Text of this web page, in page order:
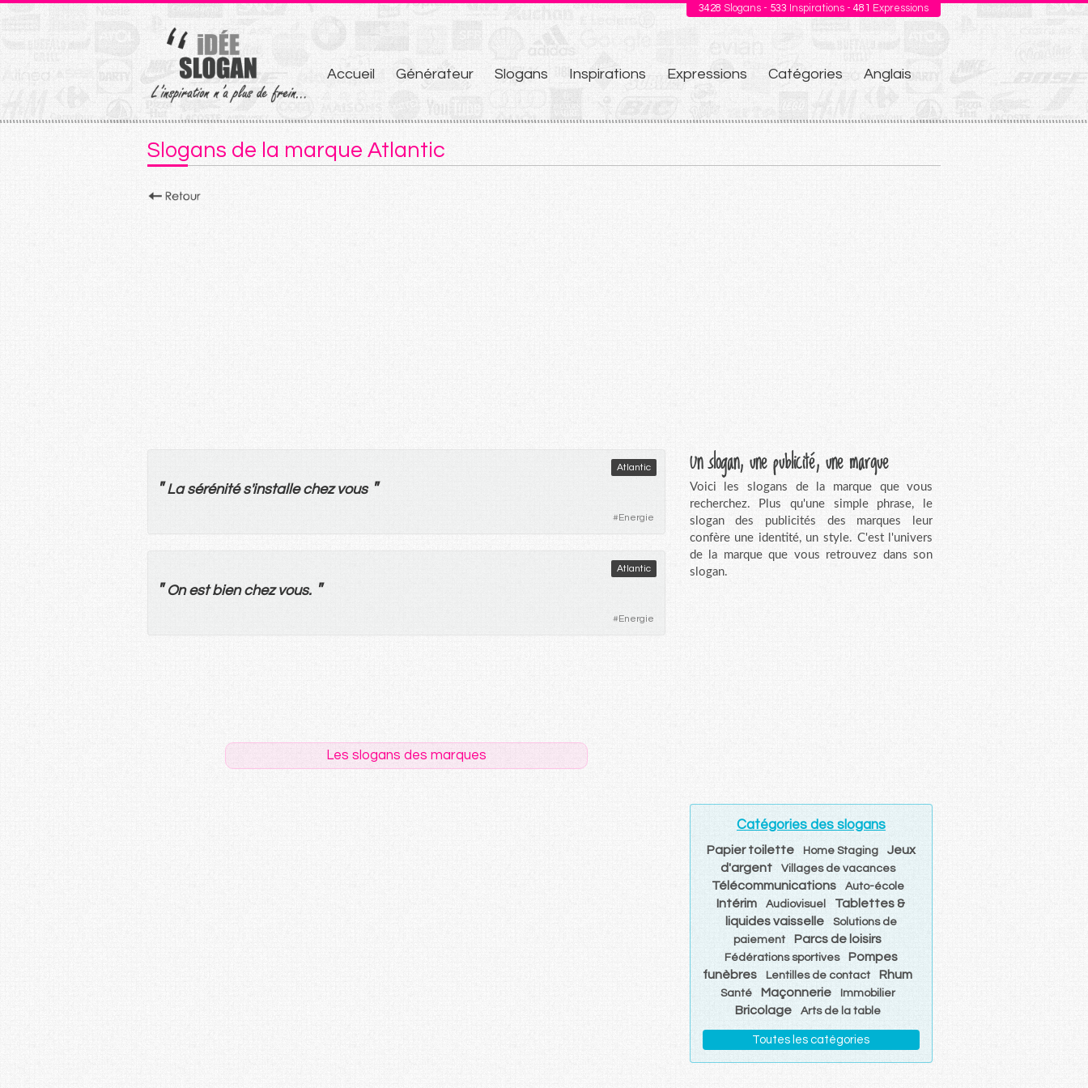
3428 Slogans - 533 Inspirations - 481 Expressions
Aller
au
contenu
Accueil Générateur Slogans Inspirations Expressions Catégories Anglais
Slogans de la marque Atlantic
Atlantic
" La sérénités'installe chez vous "
#Energie
Atlantic
" On est bien chez vous. "
#Energie
Les slogans des marques
Un slogan, une publicité, une marque
Voici les slogans de la marque que vous
recherchez. Plus qu'une simple phrase, le
slogan des publicités des marques leur
confère une identité, un style. C'est l'univers
de la marque que vous retrouvez dans son
slogan.
Catégories des slogans
Papier toilette Home Staging
Jeux
d'argent
Villages de vacances
Télécommunications Auto-école
Intérim Audiovisuel
Tablettes &
liquides vaisselle
Solutions de
paiement
Parcs de loisirs
Fédérations sportives
Pompes
funèbres
Lentilles de contact Rhum
Santé Maçonnerie Immobilier
Bricolage Arts de la table
Toutes les catégories